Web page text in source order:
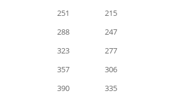
251
215
288
247
323
277
357
306
390
335